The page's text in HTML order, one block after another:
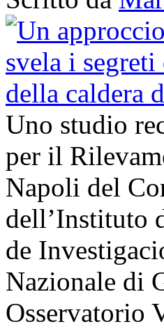
Uno studio
per il
Napoli del
dell’Instituto
de
Nazionale di
Osservatorio